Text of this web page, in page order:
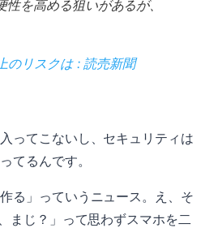
を高める狙いがあるが、
のリスクは : 読売新聞
ってこないし、セキュリティは
てるんです。
る」っていうニュース。え、そ
まじ？」って思わずスマホを二